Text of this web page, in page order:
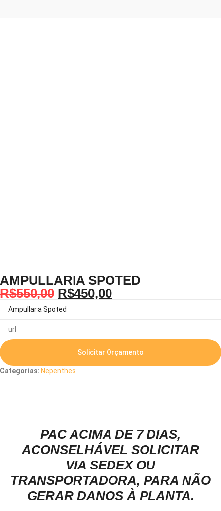
AMPULLARIA SPOTED
R$550,00 R$450,00
Solicitar Orçamento
Categorias: Nepenthes
PAC ACIMA DE 7 DIAS,
ACONSELHÁVEL SOLICITAR
VIA SEDEX OU
TRANSPORTADORA, PARA NÃO
GERAR DANOS À PLANTA.